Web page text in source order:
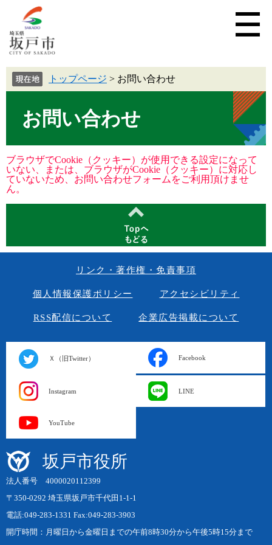
トップページ > お問い合わせ
お問い合わせ
ブラウザでCookie（クッキー）が使用できる設定になって
いない、または、ブラウザがCookie（クッキー）に対応し
ていないため、お問い合わせフォームをご利用頂けませ
ん。
リンク・著作権・免責事項
個人情報保護ポリシー アクセシビリティ
RSS配信について 企業広告掲載について
Ｘ（旧Twitter） Facebook
Instagram LINE
YouTube
坂戸市役所
法人番号 4000020112399
〒350-0292 埼玉県坂戸市千代田1-1-1
電話:049-283-1331 Fax:049-283-3903
開庁時間：月曜日から金曜日までの午前8時30分から午後5時15分まで